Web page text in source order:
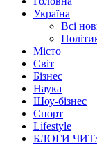
Україна
Всі
Місто
Світ
Бізнес
Наука
Шоу-бізнес
Спорт
Lifestyle
БЛОГИ